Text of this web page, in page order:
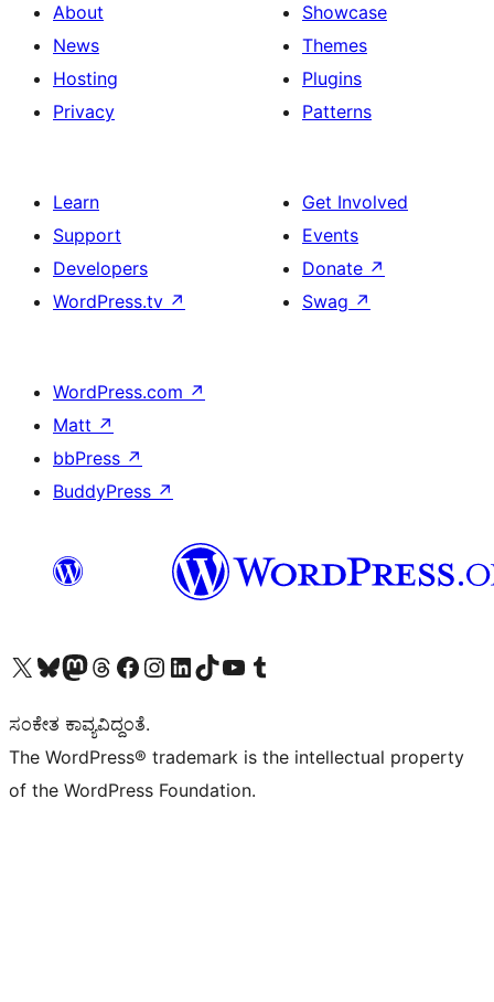
About
News
Hosting
Privacy
Showcase
Themes
Plugins
Patterns
Learn
Support
Developers
WordPress.tv ↗
Get Involved
Events
Donate ↗
Swag ↗
WordPress.com ↗
Matt ↗
bbPress ↗
BuddyPress ↗
Visit our X (formerly Twitter) account
Visit our Bluesky account
Visit our Mastodon account
Visit our Threads account
Visit our Facebook page
Visit our Instagram account
Visit our LinkedIn account
Visit our TikTok account
Visit our YouTube channel
Visit our Tumblr account
ಸಂಕೇತ ಕಾವ್ಯವಿದ್ದಂತೆ.
The WordPress® trademark is the intellectual property
of the WordPress Foundation.